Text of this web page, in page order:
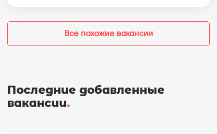
Все похожие вакансии
Последние добавленные
вакансии.